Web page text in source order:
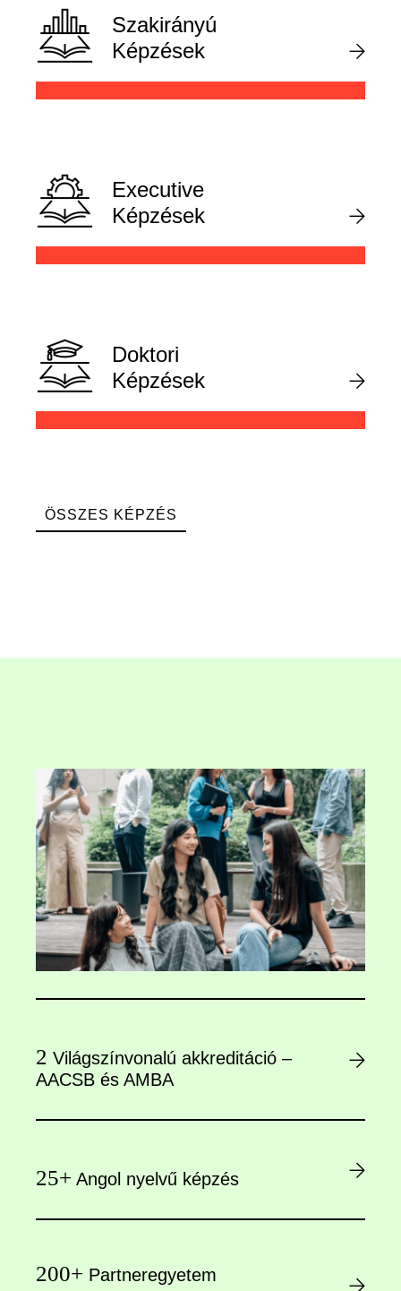
Szakirányú
Képzések
Executive
Képzések
Doktori
Képzések
ÖSSZES KÉPZÉS
2 Világszínvonalú akkreditáció –
AACSB és AMBA
25+ Angol nyelvű képzés
200+ Partneregyetem